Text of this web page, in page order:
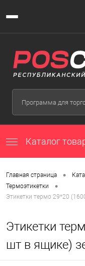
Каталог
Главная страница •
Термоэтикетки •
Этикетки термо 29*20
Этикетки
шт в ящике)